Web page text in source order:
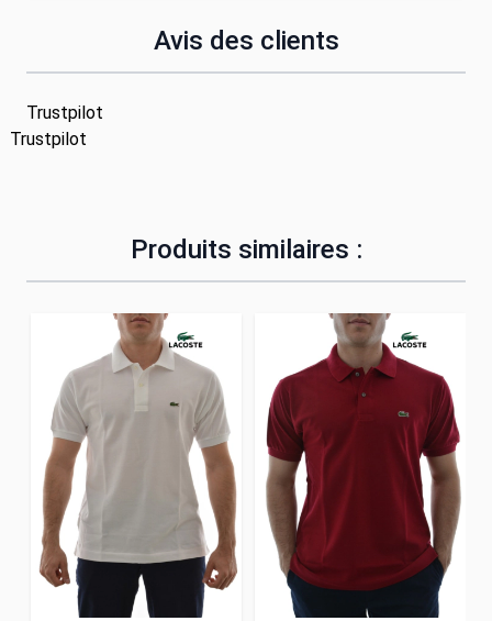
Avis des clients
Trustpilot
Trustpilot
Produits similaires :